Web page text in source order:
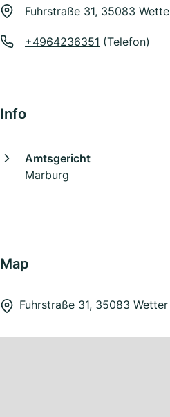
Fuhrstraße 31, 35083
+4964236351 (Telefon)
Info
Amtsgericht
Marburg
Map
Fuhrstraße 31, 35083 Wetter